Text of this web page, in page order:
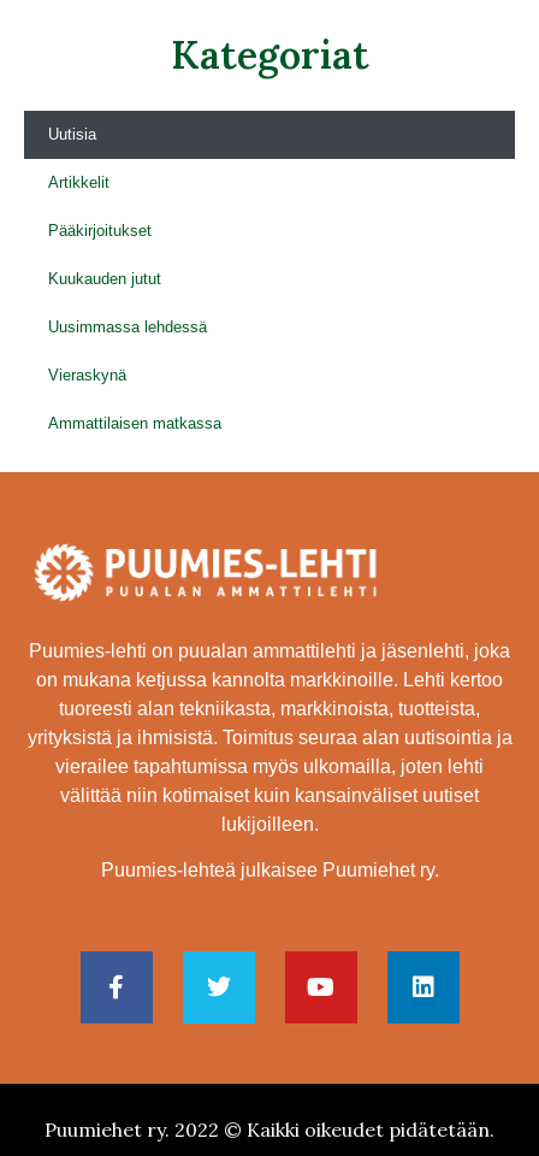
Kategoriat
Uutisia
Artikkelit
Pääkirjoitukset
Kuukauden jutut
Uusimmassa lehdessä
Vieraskynä
Ammattilaisen matkassa
Puumies-lehti on puualan ammattilehti ja jäsenlehti, joka
on mukana ketjussa kannolta markkinoille. Lehti kertoo
tuoreesti alan tekniikasta, markkinoista, tuotteista,
yrityksistä ja ihmisistä. Toimitus seuraa alan uutisointia ja
vierailee tapahtumissa myös ulkomailla, joten lehti
välittää niin kotimaiset kuin kansainväliset uutiset
lukijoilleen.
Puumies-lehteä julkaisee Puumiehet ry.
Puumiehet ry. 2022 © Kaikki oikeudet pidätetään.